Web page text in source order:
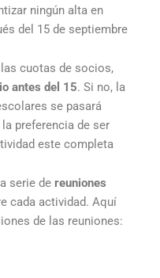
ningún alta en
del 15 de septiembre
cuotas de socios,
antes del 15. Si no, la
se pasará
preferencia de ser
este completa
serie de reuniones
cada actividad. Aquí
de las reuniones: